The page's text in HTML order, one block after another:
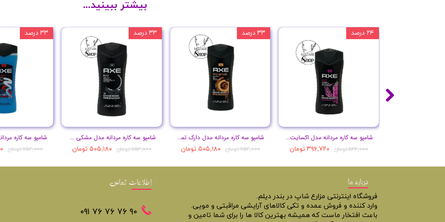
۷۵۴,۰۰۰ تومان
۳۳ درصد
شامپو سه کاره مردانه مدل مشکی حجم 400 میل
۷۵۴,۰۰۰ تومان ۵۰۵,۱۸۰ تومان
۳۳ درصد
شامپو سه کاره مردانه مدل دارک تمپتیشن حجم 400 میل
۷۵۴,۰۰۰ تومان ۵۰۵,۱۸۰ تومان
۳۳ درصد
شامپو سه کاره مردانه مدل اکسایت حجم 250 میل
۵۲۲,۰۰۰ تومان ۳۹۶,۷۲۰ تومان
۲۴ درصد
بیشتر ببینید...
درباره ما
فروشگاه اینترنتی مزارع شاپ در بندر دیلم.
وارد کننده و فروش عمده و تکی کالاهای آرایشی مراقبتی و مویی.
باعث افتخار ماست که همیشه بهترین کالا ها را برای شما تامین و
اطلاعات تماس
​​٩٠ ٧۶ ٧۶ ٧۶ ٠٩١